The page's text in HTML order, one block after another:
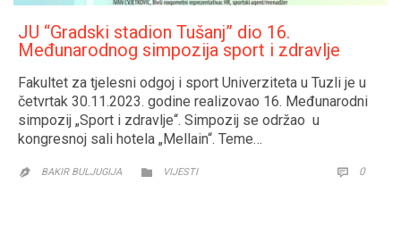
JU “Gradski stadion Tušanj” dio 16.
Međunarodnog simpozija sport i zdravlje
Fakultet za tjelesni odgoj i sport Univerziteta u Tuzli je u
četvrtak 30.11.2023. godine realizovao 16. Međunarodni
simpozij „Sport i zdravlje“. Simpozij se održao u
kongresnoj sali hotela „Mellain“. Teme…
 BAKIR BULJUGIJA  CATEGORY
VIJESTI  0